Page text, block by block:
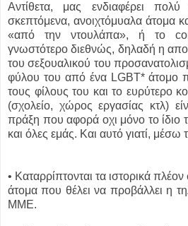
Αντίθετα, μας ενδιαφέρει
σκεπτόμενα, ανοιχτόμυαλα άτομα
«από την ντουλάπα», ή το
γνωστότερο διεθνώς, δηλαδή η
του σεξουαλικού του
φύλου του από ένα LGBT* άτομο
τους φίλους του και το ευρύτερο
(σχολείο, χώρος εργασίας κτλ)
πράξη που αφορά οχι μόνο το ίδιο
και όλες εμάς. Και αυτό γιατί,
• Καταρρίπτονται τα ιστορικά
άτομα που θέλει να προβάλλει η
ΜΜΕ.